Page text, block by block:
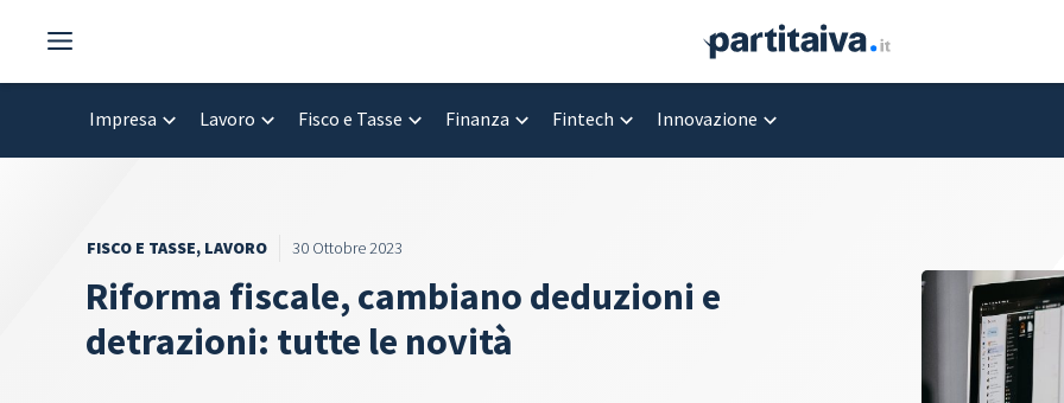
contenuto
Impresa Lavoro Fisco e Tasse Finanza Fintech Innovazione
FISCO E TASSE, LAVORO 30 Ottobre 2023
Riforma fiscale, cambiano deduzioni e
detrazioni: tutte le novità